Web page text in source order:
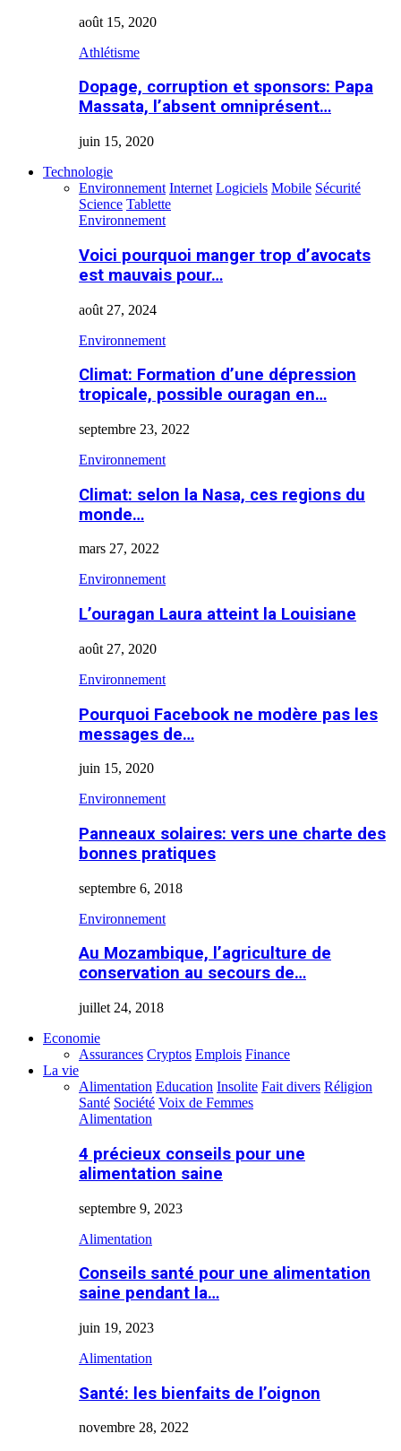
août 15, 2020
Athlétisme
Dopage, corruption et sponsors: Papa
Massata, l’absent omniprésent…
juin 15, 2020
Technologie
Environnement Internet Logiciels Mobile Sécurité
Science Tablette
Environnement
Voici pourquoi manger trop d’avocats
est mauvais pour…
août 27, 2024
Environnement
Climat: Formation d’une dépression
tropicale, possible ouragan en…
septembre 23, 2022
Environnement
Climat: selon la Nasa, ces regions du
monde…
mars 27, 2022
Environnement
L’ouragan Laura atteint la Louisiane
août 27, 2020
Environnement
Pourquoi Facebook ne modère pas les
messages de…
juin 15, 2020
Environnement
Panneaux solaires: vers une charte des
bonnes pratiques
septembre 6, 2018
Environnement
Au Mozambique, l’agriculture de
conservation au secours de…
juillet 24, 2018
Economie
Assurances Cryptos Emplois Finance
La vie
Alimentation Education Insolite Fait divers Réligion
Santé Société Voix de Femmes
Alimentation
4 précieux conseils pour une
alimentation saine
septembre 9, 2023
Alimentation
Conseils santé pour une alimentation
saine pendant la…
juin 19, 2023
Alimentation
Santé: les bienfaits de l’oignon
novembre 28, 2022